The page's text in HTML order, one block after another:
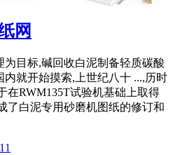
网
为目标,碱回收白泥制备轻质碳酸
就开始摸索,上世纪八十 ...,历时
在RWM135T试验机基础上取得
了白泥专用砂磨机图纸的修订和